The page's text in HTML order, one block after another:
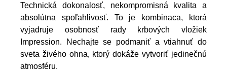
Technická dokonalosť, nekompromisná kvalita a
absolútna spoľahlivosť. To je kombinaca, ktorá
vyjadruje osobnosť rady krbových vložiek
Impression. Nechajte se podmaniť a vtiahnuť do
sveta živého ohna, ktorý dokáže vytvoriť jedinečnú
atmosféru.